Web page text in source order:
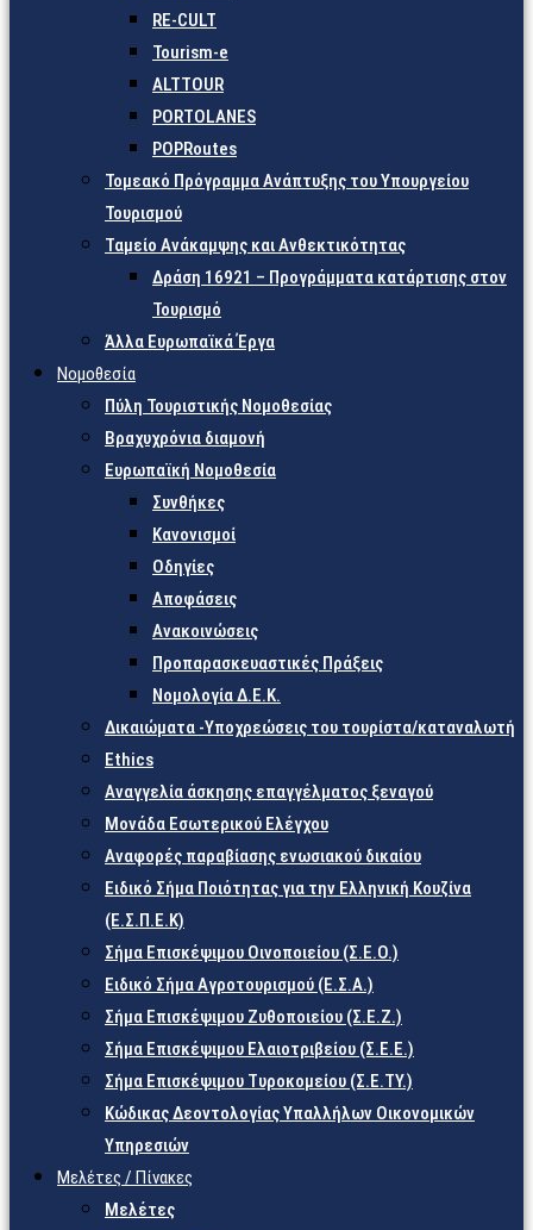
RE-CULT
Tourism-e
ALTTOUR
PORTOLANES
POPRoutes
Τομεακό Πρόγραμμα Ανάπτυξης του Υπουργείου
Τουρισμού
Ταμείο Ανάκαμψης και Ανθεκτικότητας
Δράση 16921 – Προγράμματα κατάρτισης στον
Τουρισμό
Άλλα Ευρωπαϊκά Έργα
Νομοθεσία
Πύλη Τουριστικής Νομοθεσίας
Βραχυχρόνια διαμονή
Ευρωπαϊκή Νομοθεσία
Συνθήκες
Κανονισμοί
Οδηγίες
Αποφάσεις
Ανακοινώσεις
Προπαρασκευαστικές Πράξεις
Νομολογία Δ.Ε.Κ.
Δικαιώματα -Υποχρεώσεις του τουρίστα/καταναλωτή
Ethics
Αναγγελία άσκησης επαγγέλματος ξεναγού
Μονάδα Εσωτερικού Ελέγχου
Αναφορές παραβίασης ενωσιακού δικαίου
Ειδικό Σήμα Ποιότητας για την Ελληνική Κουζίνα
(Ε.Σ.Π.Ε.Κ)
Σήμα Επισκέψιμου Οινοποιείου (Σ.Ε.Ο.)
Ειδικό Σήμα Αγροτουρισμού (Ε.Σ.Α.)
Σήμα Επισκέψιμου Ζυθοποιείου (Σ.Ε.Ζ.)
Σήμα Επισκέψιμου Ελαιοτριβείου (Σ.Ε.Ε.)
Σήμα Επισκέψιμου Τυροκομείου (Σ.Ε.TY.)
Κώδικας Δεοντολογίας Υπαλλήλων Οικονομικών
Υπηρεσιών
Μελέτες / Πίνακες
Μελέτες